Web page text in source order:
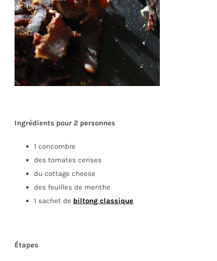
Ingrédients pour 2 personnes
1 concombre
des tomates cerises
du cottage cheese
des feuilles de menthe
1 sachet de biltong classique
Étapes